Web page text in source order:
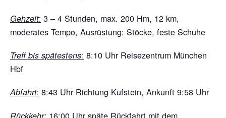
Gehzeit: 3 – 4 Stunden, max. 200 Hm, 12 km,
moderates Tempo, Ausrüstung: Stöcke, feste Schuhe
Treff bis spätestens: 8:10 Uhr Reisezentrum München
Hbf
Abfahrt: 8:43 Uhr Richtung Kufstein, Ankunft 9:58 Uhr
16:00 Uhr späte Rückfahrt mit dem